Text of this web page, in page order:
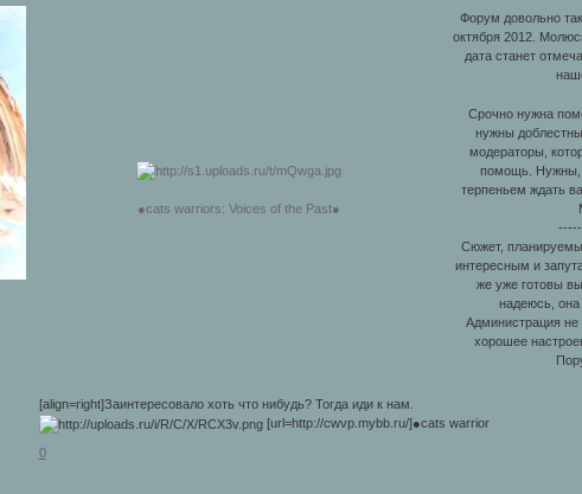
●cats warriors: Voices of the Past●
Форум довольно
октября 2012.
дата станет
Срочно нужна
нужны
модераторы,
помощь. Нужны,
терпеньем ждать
Сюжет,
интересным и
же уже готовы
надеюсь,
Администрация не
хорошее
[align=right]Заинтересовало хоть что нибудь? Тогда иди к нам.
[url=http://cwvp.mybb.ru/]●cats warrior
0